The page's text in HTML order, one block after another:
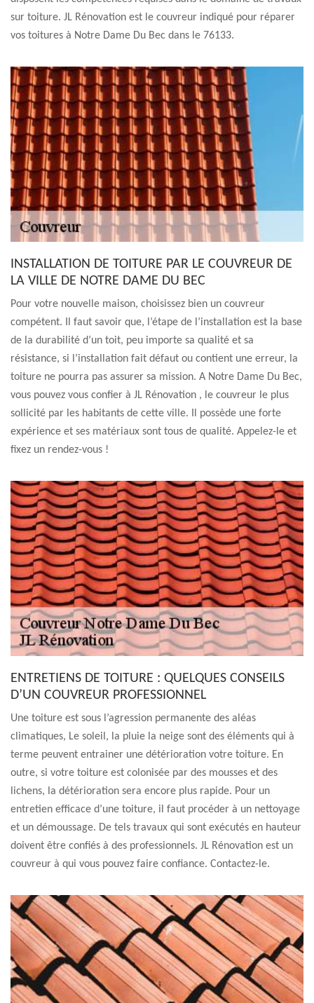
sur toiture. JL Rénovation est le couvreur indiqué pour réparer
vos toitures à Notre Dame Du Bec dans le 76133.
INSTALLATION DE TOITURE PAR LE COUVREUR DE
LA VILLE DE NOTRE DAME DU BEC
Pour votre nouvelle maison, choisissez bien un couvreur
compétent. Il faut savoir que, l’étape de l’installation est la base
de la durabilité d’un toit, peu importe sa qualité et sa
résistance, si l’installation fait défaut ou contient une erreur, la
toiture ne pourra pas assurer sa mission. A Notre Dame Du Bec,
vous pouvez vous confier à JL Rénovation , le couvreur le plus
sollicité par les habitants de cette ville. Il possède une forte
expérience et ses matériaux sont tous de qualité. Appelez-le et
fixez un rendez-vous !
ENTRETIENS DE TOITURE : QUELQUES CONSEILS
D’UN COUVREUR PROFESSIONNEL
Une toiture est sous l’agression permanente des aléas
climatiques, Le soleil, la pluie la neige sont des éléments qui à
terme peuvent entrainer une détérioration votre toiture. En
outre, si votre toiture est colonisée par des mousses et des
lichens, la détérioration sera encore plus rapide. Pour un
entretien efficace d’une toiture, il faut procéder à un nettoyage
et un démoussage. De tels travaux qui sont exécutés en hauteur
doivent être confiés à des professionnels. JL Rénovation est un
couvreur à qui vous pouvez faire confiance. Contactez-le.